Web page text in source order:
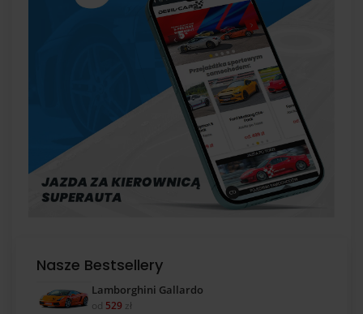
Nasze Bestsellery
Lamborghini Gallardo
od 529 zł